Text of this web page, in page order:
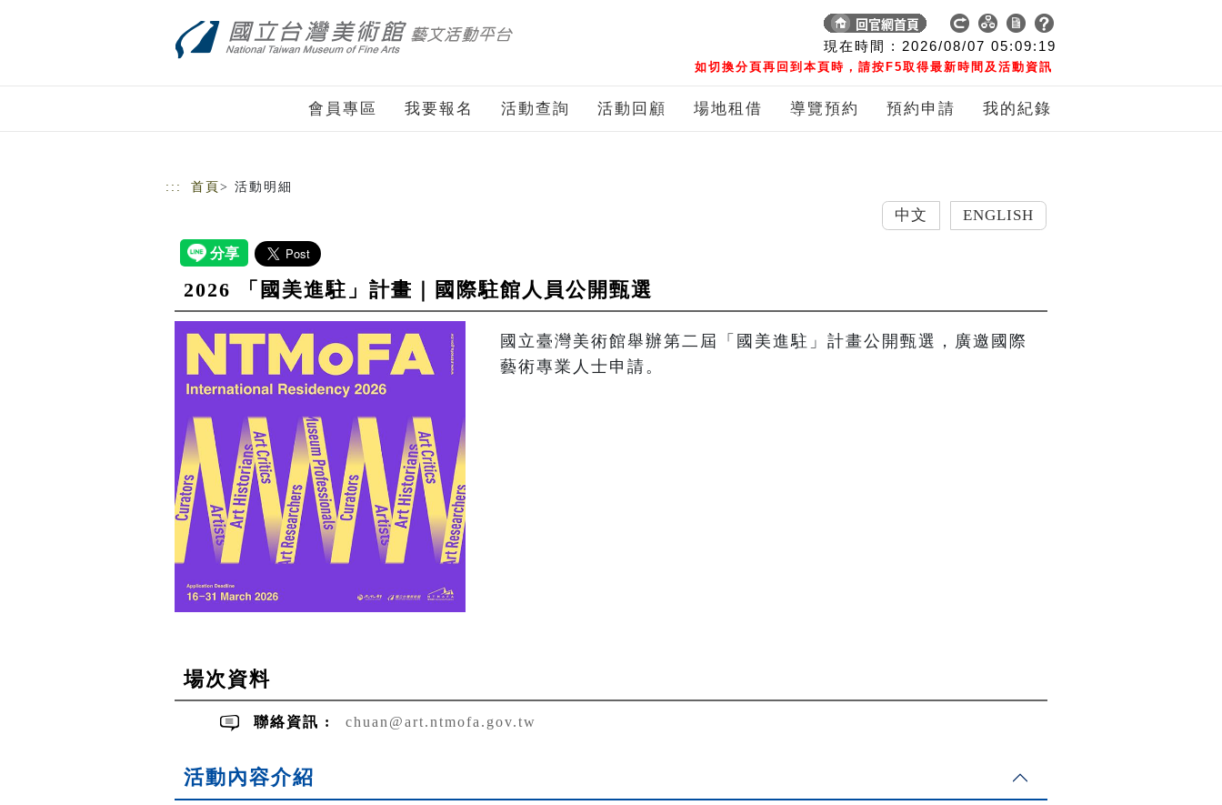
現在時間 : 2026/08/07 05:09:19
如切換分頁再回到本頁時，請按F5取得最新時間及活動資訊
會員專區 我要報名 活動查詢 活動回顧 場地租借 導覽預約 預約申請 我的紀錄
::: 首頁 > 活動明細
ENGLISH
2026 「國美進駐」計畫｜國際駐館人員公開甄選
國立臺灣美術館舉辦第二屆「國美進駐」計畫公開甄選，廣邀國際
藝術專業人士申請。
場次資料
聯絡資訊 : chuan@art.ntmofa.gov.tw
活動內容介紹